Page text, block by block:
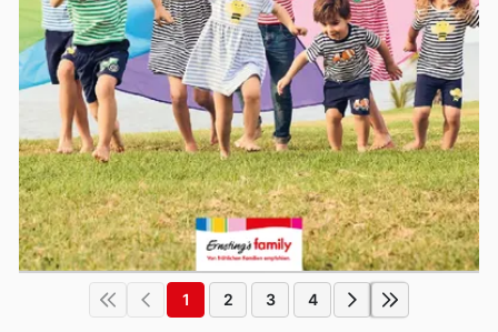
1 2 3 4